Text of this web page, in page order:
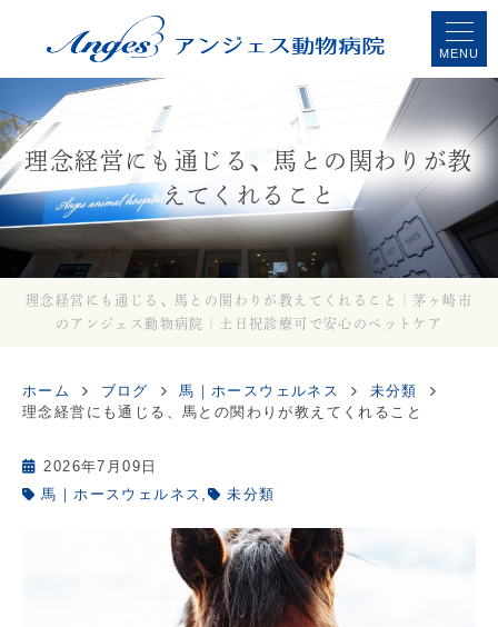
MENU
理念経営にも通じる、馬との関わりが教
えてくれること
理念経営にも通じる、馬との関わりが教えてくれること｜茅ヶ崎市
のアンジェス動物病院｜土日祝診療可で安心のペットケア
ホーム ブログ 馬｜ホースウェルネス
未分類
理念経営にも通じる、馬との関わりが教えてくれること
2026年7月09日
馬｜ホースウェルネス
未分類